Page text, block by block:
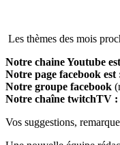
Les thèmes des mois
Notre chaine Youtube
Notre page facebook est
Notre groupe facebook
Notre chaîne twitchTV :
Vos suggestions,